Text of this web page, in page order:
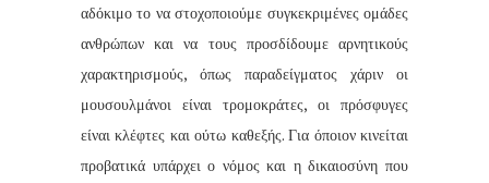
αδόκιμο το να στοχοποιούμε συγκεκριμένες ομάδες
ανθρώπων και να τους προσδίδουμε αρνητικούς
χαρακτηρισμούς, όπως παραδείγματος χάριν οι
μουσουλμάνοι είναι τρομοκράτες, οι πρόσφυγες
είναι κλέφτες και ούτω καθεξής. Για όποιον κινείται
προβατικά υπάρχει ο νόμος και η δικαιοσύνη που